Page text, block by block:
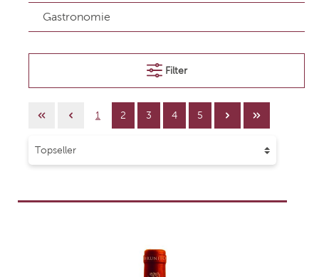
Gastronomie
Filter
1 2 3 4 5